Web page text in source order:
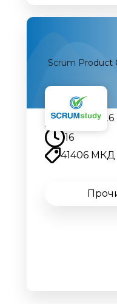
Scrum Product
10.08.2026
16
41406 МКД